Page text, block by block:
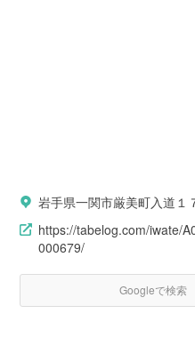
岩手県一関市厳美町入道１
https://tabelog.com/iwate/
000679/
Googleで検索